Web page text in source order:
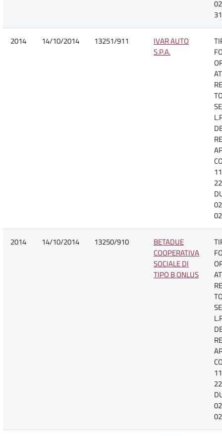
2014 14/10/2014 13251/911
IVAR AUTO
S.P.A.
2014 14/10/2014 13250/910
BETADUE
COOPERATIVA
SOCIALE DI
TIPO B ONLUS